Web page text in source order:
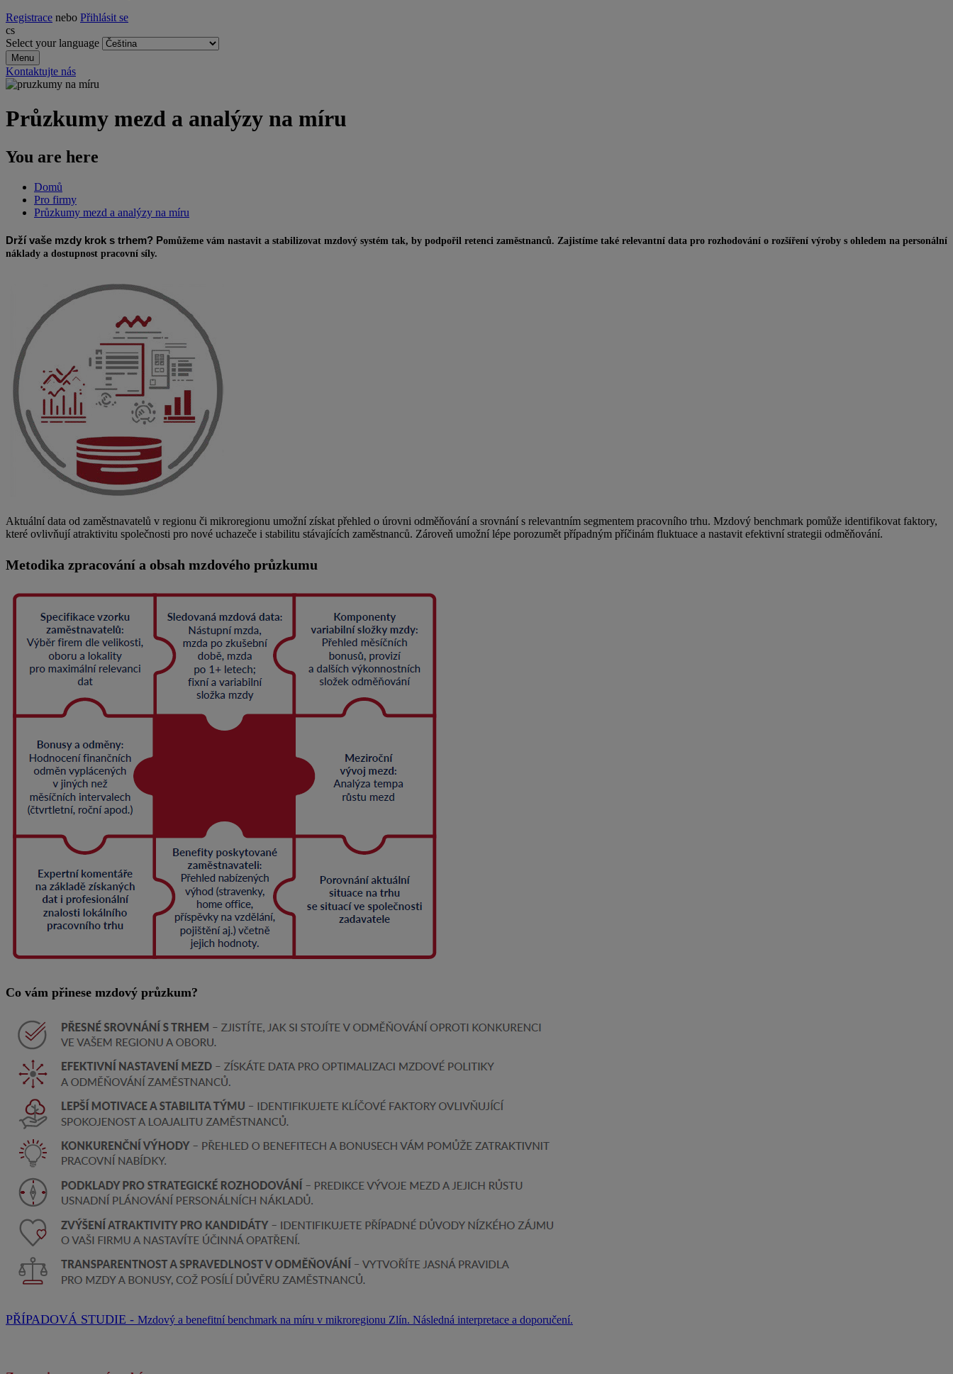
Registrace nebo Přihlásit se
cs
Select your language
Menu
Kontaktujte nás
Průzkumy mezd a analýzy na míru
You are here
Domů
Pro firmy
Průzkumy mezd a analýzy na míru
Drží vaše mzdy krok s trhem? Pomůžeme vám nastavit a stabilizovat mzdový systém tak, by podpořil retenci zaměstnanců. Zajistíme také relevantní data pro rozhodování o rozšíření výroby s ohledem na personální
náklady a dostupnost pracovní síly.
Aktuální data od zaměstnavatelů v regionu či mikroregionu umožní získat přehled o úrovni odměňování a srovnání s relevantním segmentem pracovního trhu. Mzdový benchmark pomůže identifikovat faktory,
které ovlivňují atraktivitu společnosti pro nové uchazeče i stabilitu stávajících zaměstnanců. Zároveň umožní lépe porozumět případným příčinám fluktuace a nastavit efektivní strategii odměňování.
Metodika zpracování a obsah mzdového průzkumu
Co vám přinese mzdový průzkum?
PŘÍPADOVÁ STUDIE - Mzdový a benefitní benchmark na míru v mikroregionu Zlín. Následná interpretace a doporučení.